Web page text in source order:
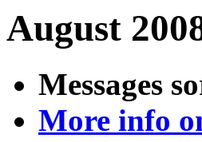
August
Messages
More info